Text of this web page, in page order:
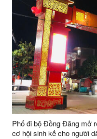
Phố đi bộ Đồng Đăng mở
cơ hội sinh kế cho người